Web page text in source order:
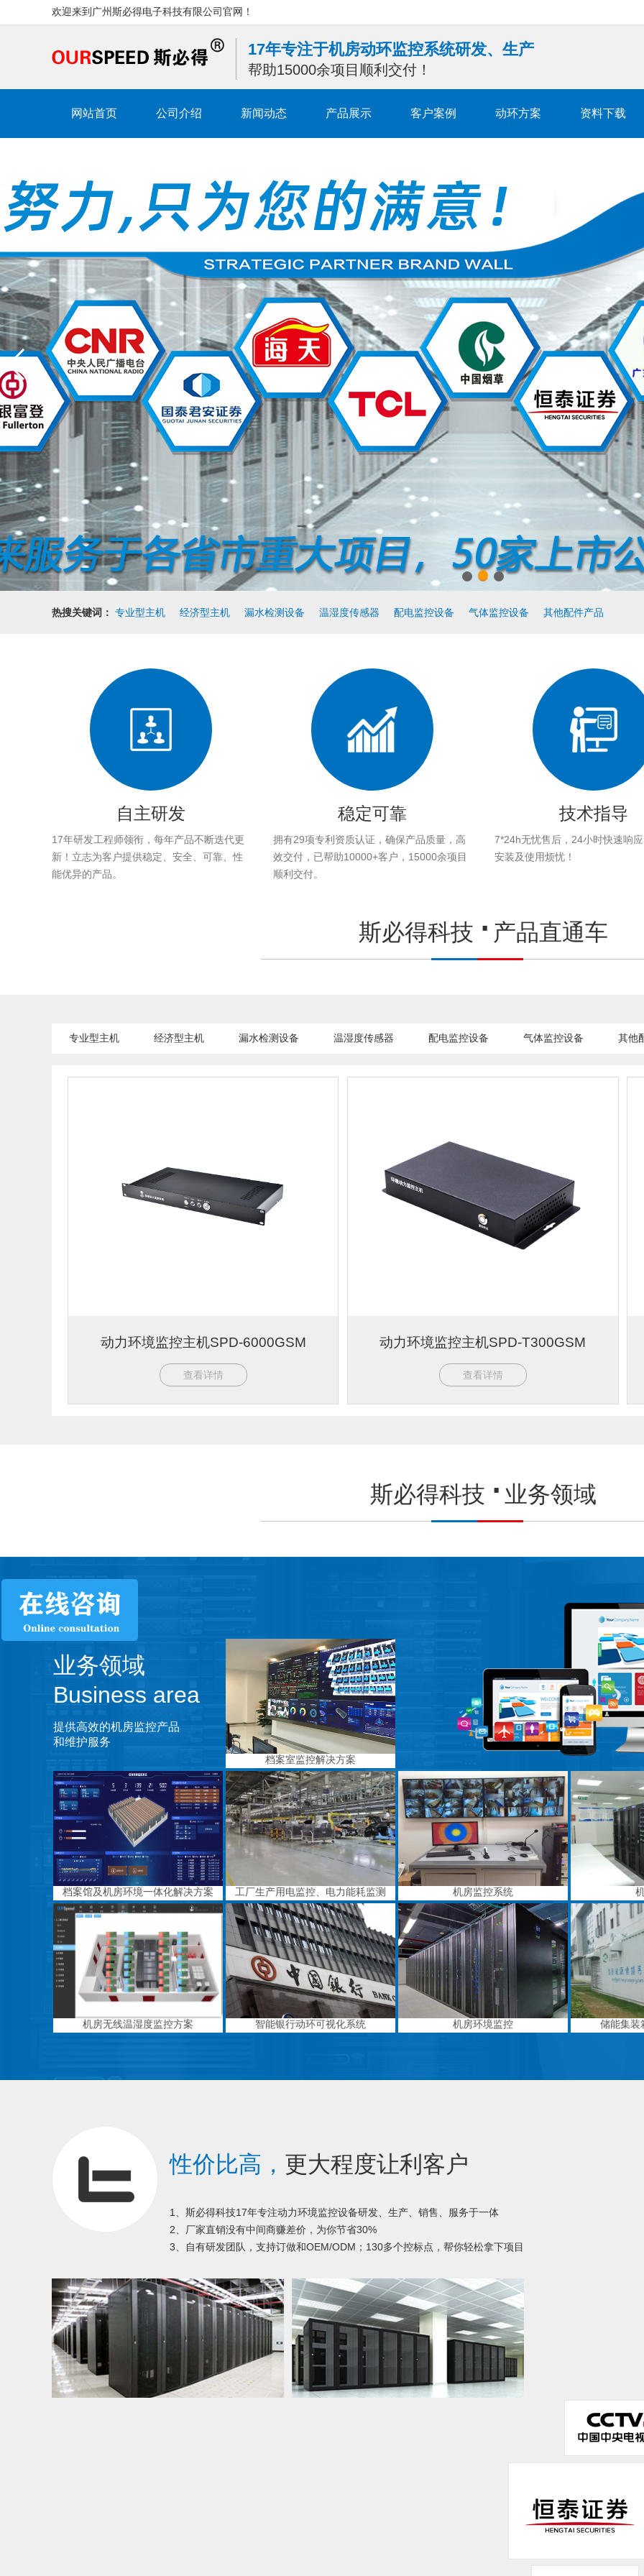
欢迎来到广州斯必得电子科技有限公司官网！
17年专注于机房动环监控系统研发、生产
帮助15000余项目顺利交付！
网站首页 公司介绍 新闻动态 产品展示 客户案例 动环方案 资料下载
热搜关键词： 专业型主机 经济型主机 漏水检测设备 温湿度传感器 配电监控设备 气体监控设备 其他配件产品
自主研发
17年研发工程师领衔，每年产品不断迭代更
新！立志为客户提供稳定、安全、可靠、性
能优异的产品。
稳定可靠
拥有29项专利资质认证，确保产品质量，高
效交付，已帮助10000+客户，15000余项目
顺利交付。
技术指导
7*24h无忧售后，24小时快速响
安装及使用烦忧！
斯必得科技 产品直通车
专业型主机 经济型主机 漏水检测设备 温湿度传感器 配电监控设备 气体监控设备 其他
动力环境监控主机SPD-6000GSM
查看详情
动力环境监控主机SPD-T300GSM
查看详情
斯必得科技 业务领域
业务领域
Business area
提供高效的机房监控产品
和维护服务
档案室监控解决方案
档案馆及机房环境一体化解决方案 工厂生产用电监控、电力能耗监测 机房监控系统
机房无线温湿度监控方案 智能银行动环可视化系统 机房环境监控 储能集装
性价比高， 更大程度让利客户
1、斯必得科技17年专注动力环境监控设备研发、生产、销售、服务于一体
2、厂家直销没有中间商赚差价，为你节省30%
3、自有研发团队，支持订做和OEM/ODM；130多个控标点，帮你轻松拿下项目